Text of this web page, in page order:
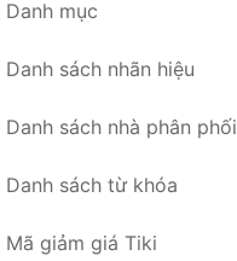
Danh mục
Danh sách nhãn hiệu
Danh sách nhà phân phối
Danh sách từ khóa
Mã giảm giá Tiki